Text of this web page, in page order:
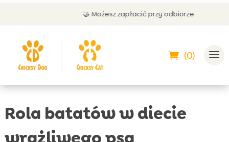
🤝 Możesz zapłacić przy odbiorze
(0)
Rola batatów w diecie